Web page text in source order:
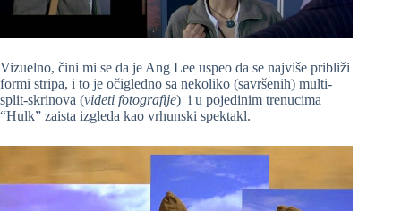
Vizuelno, čini mi se da je Ang Lee uspeo da se najviše približi
formi stripa, i to je očigledno sa nekoliko (savršenih) multi-
split-skrinova (videti fotografije) i u pojedinim trenucima
“Hulk” zaista izgleda kao vrhunski spektakl.